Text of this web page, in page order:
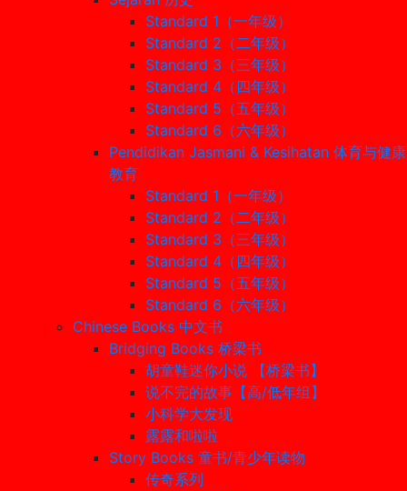
Standard 1（一年级）
Standard 2（二年级）
Standard 3（三年级）
Standard 4（四年级）
Standard 5（五年级）
Standard 6（六年级）
Pendidikan Jasmani & Kesihatan 体育与健康
教育
Standard 1（一年级）
Standard 2（二年级）
Standard 3（三年级）
Standard 4（四年级）
Standard 5（五年级）
Standard 6（六年级）
Chinese Books 中文书
Bridging Books 桥梁书
胡童鞋迷你小说 【桥梁书】
说不完的故事【高/低年组】
小科学大发现
露露和啦啦
Story Books 童书/青少年读物
传奇系列